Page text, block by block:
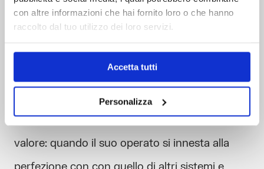
con altre informazioni che hai fornito loro o che hanno
raccolto dal tuo utilizzo dei loro servizi.
Accetta tutti
Personalizza
software è un’isola a sé. Qualsiasi servizio – il
più complesso così come il più semplice – ha la
necessità di parlare con i componenti esterni
del mondo in cui si integra. Proprio
nell’integrazioneil software esprime il maggior
valore: quando il suo operato si innesta alla